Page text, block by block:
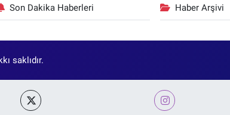
Son Dakika Haberleri Haber Arşivi
saklıdır.